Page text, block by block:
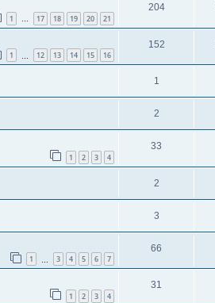
1 … 17 18 19 20 21
204
1 12 13 14 15 16
152
1
2
1 2 3 4
33
2
3
1 3 4 5 6 7
66
1 2 3 4
31